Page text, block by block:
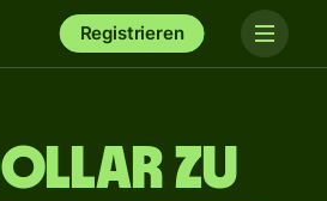
Registrieren
zu